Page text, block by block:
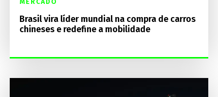
MERCADO
Brasil vira líder mundial na compra de carros
chineses e redefine a mobilidade